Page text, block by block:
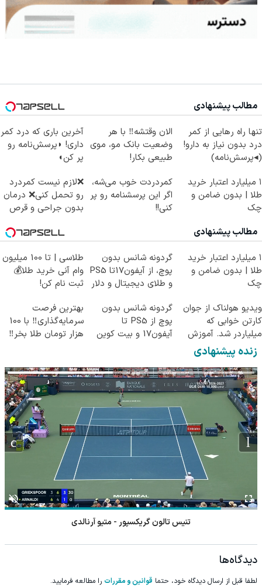
مطالب پیشنهادی
تنها راه رهایی از کمر
درد بدون نیاز به دارو!
(◂پرسش‌نامه)
الان وقتشه‼️ با هر
وضعیت بانک مو، موی
طبیعی بکار!
آخرین باری که درد کمر
داری! ◗پرسش‌نامه رو
پر کن◖
۱ میلیارد اعتبار خرید
طلا | بدون ضامن و
چک
کمردردت خوب می‌شه،
اگر این پرسشنامه رو پر
کنی!!
❌لازم نیست کمردرد
رو تحمل کنی❌ درمان
بدون جراحی و قرص
مطالب پیشنهادی
۱ میلیارد اعتبار خرید
طلا | بدون ضامن و
چک
گردونه شانس بدون
پوچ، از آیفون17تا PS5
و طلای دیجیتال و دلار
طلاسی | تا 100 میلیون
وام آنی خرید طلا💰
ثبت نام کن!
ویدیو هولناک از جوان
کارتن خوابی که
میلیاردر شد. آموزش
رایگان
گردونه شانس بدون
پوچ از PS5 تا
آیفون17 و بیت کوین
بهترین فرصت
سرمایه‌گذاری‼️ با 100
هزار تومان طلا بخر‼️
زنده پیشنهادی
تنیس تالون گریکسپور - متیو آرنالدی
دیدگاه‌ها
لطفا قبل از ارسال دیدگاه خود، حتما قوانین و مقررات را مطالعه فرمایید.